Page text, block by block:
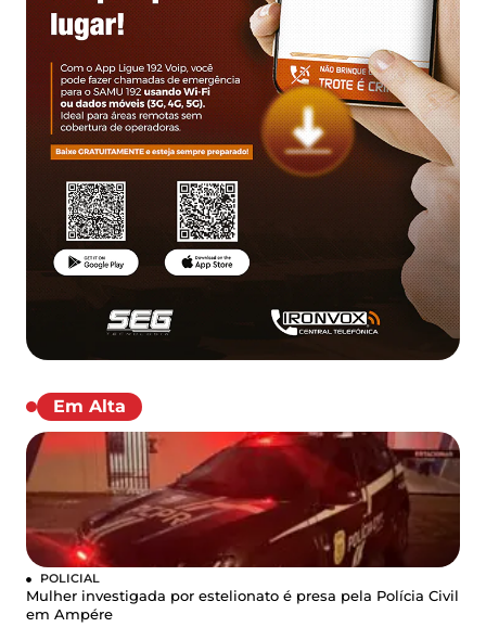
Em Alta
POLICIAL
Mulher investigada por estelionato é presa pela Polícia Civil
em Ampére